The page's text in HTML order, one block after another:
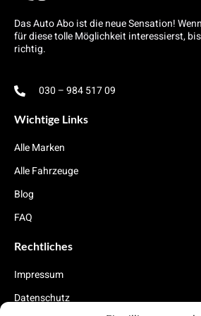
Das Auto Abo ist die neue Sensation!
für diese tolle Möglichkeit interessierst,
richtig.
030 – 984 517 09
Wichtige Links
Alle Marken
Alle Fahrzeuge
Blog
FAQ
Rechtliches
Impressum
Datenschutz